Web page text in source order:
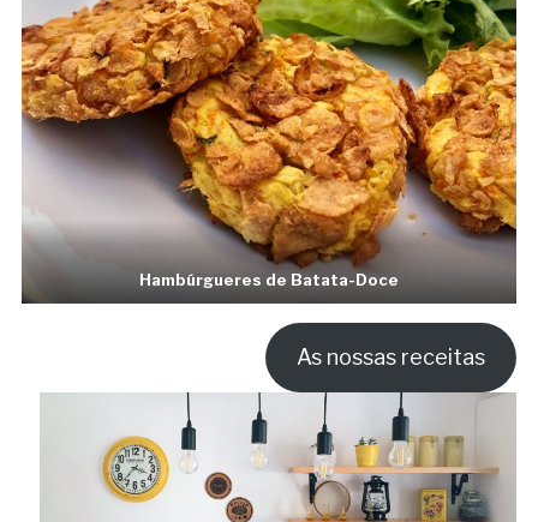
Hambúrgueres de Batata-Doce
As nossas receitas